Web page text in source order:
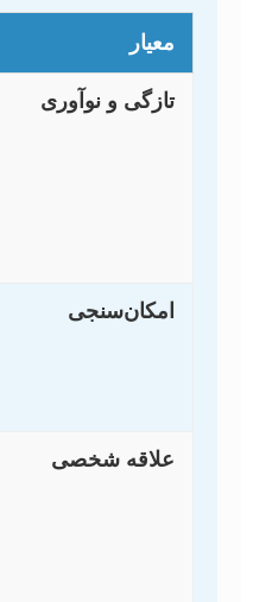
معیار
تازگی و نوآوری
امکان‌سنجی
علاقه شخصی